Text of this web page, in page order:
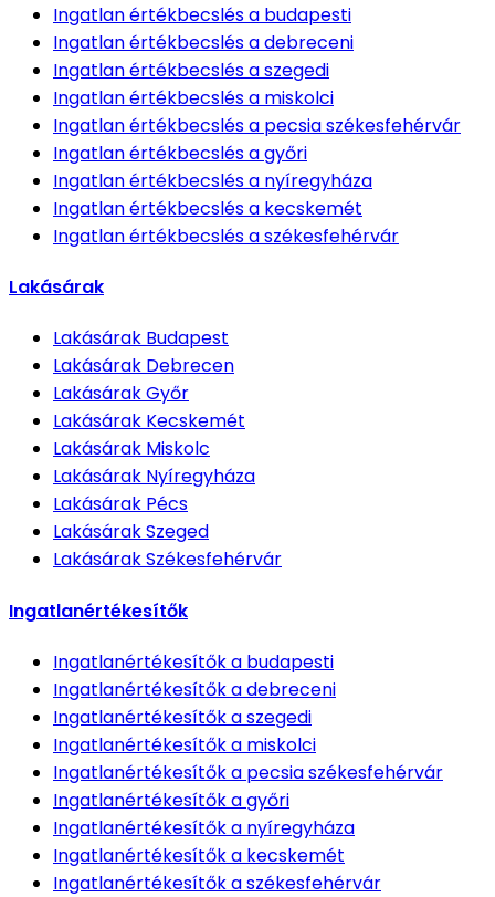
Ingatlan értékbecslésa budapesti
Ingatlan értékbecslésa debreceni
Ingatlan értékbecslésa szegedi
Ingatlan értékbecslésa miskolci
Ingatlan értékbecslésa pecsia székesfehérvár
Ingatlan értékbecslésa győri
Ingatlan értékbecslésa nyíregyháza
Ingatlan értékbecslésa kecskemét
Ingatlan értékbecslésa székesfehérvár
Lakásárak
Lakásárak Budapest
Lakásárak Debrecen
LakásárakGyőr
Lakásárak Kecskemét
Lakásárak Miskolc
Lakásárak Nyíregyháza
Lakásárak Pécs
LakásárakSzeged
LakásárakSzékesfehérvár
Ingatlanértékesítők
Ingatlanértékesítőka budapesti
Ingatlanértékesítőka debreceni
Ingatlanértékesítőka szegedi
Ingatlanértékesítőka miskolci
Ingatlanértékesítőka pecsia székesfehérvár
Ingatlanértékesítőka győri
Ingatlanértékesítőka nyíregyháza
Ingatlanértékesítőka kecskemét
Ingatlanértékesítőka székesfehérvár